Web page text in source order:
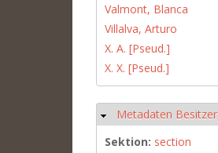
Valmont, Blanca
Villalva, Arturo
X. A. [Pseud.]
X. X. [Pseud.]
Hide
Metadaten Besitzer
Sektion: section